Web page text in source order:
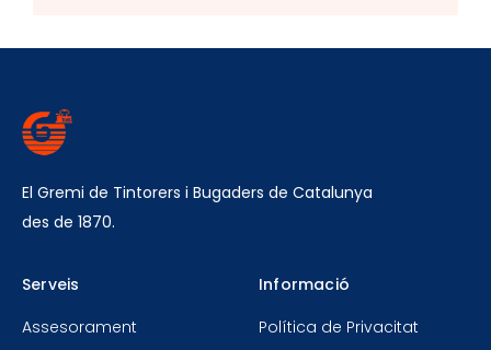
El Gremi de Tintorers i Bugaders de Catalunya
des de 1870.
Serveis
Assesorament
Informació
Política de Privacitat